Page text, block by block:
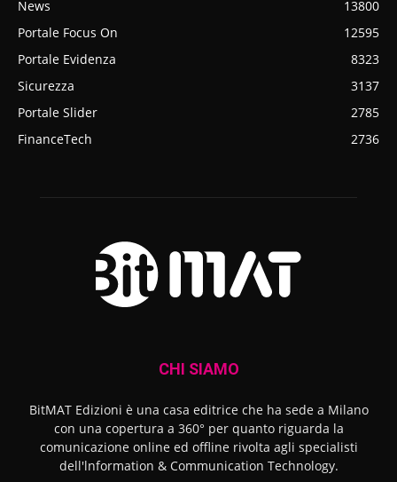
News
13800
Portale Focus On
12595
Portale Evidenza
8323
Sicurezza
3137
Portale Slider
2785
FinanceTech
2736
CHI SIAMO
BitMAT Edizioni è una casa editrice che ha sede a Milano
con una copertura a 360° per quanto riguarda la
comunicazione online ed offline rivolta agli specialisti
dell'lnformation & Communication Technology.